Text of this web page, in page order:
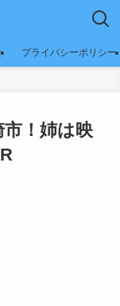
プライバシーポリシー
！姉は映